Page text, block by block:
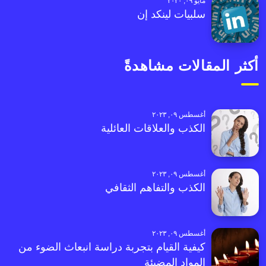
سلبيات لينكد إن
أكثر المقالات مشاهدةً
أغسطس ٠٩, ٢٠٢٣
الكذب والعلاقات العائلية
أغسطس ٠٩, ٢٠٢٣
الكذب والتفاهم الثقافي
أغسطس ٠٩, ٢٠٢٣
كيفية القيام بتجربة دراسة انبعاث الضوء من
المواد المضيئة